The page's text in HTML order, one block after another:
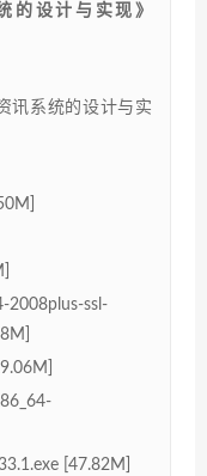
的设计与实现》
讯系统的设计与实
2008plus-ssl-
[47.82M]